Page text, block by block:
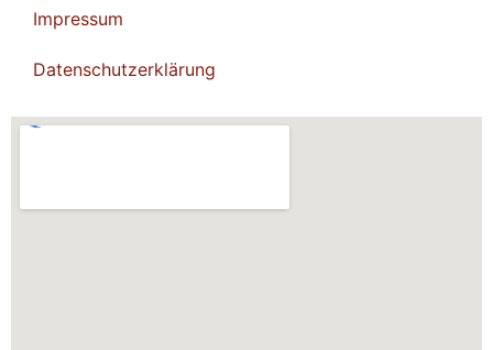
Impressum
Datenschutzerklärung